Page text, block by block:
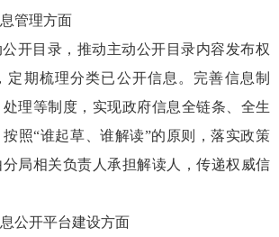
管理方面
开目录，推动主动公开目录内容发布权
定期梳理分类已公开信息。完善信息制
理等制度，实现政府信息全链条、全生
照“谁起草、谁解读”的原则，落实政策
局相关负责人承担解读人，传递权威信
息公开平台建设方面